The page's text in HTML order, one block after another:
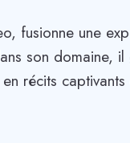
fusionne une
son domaine,
récits